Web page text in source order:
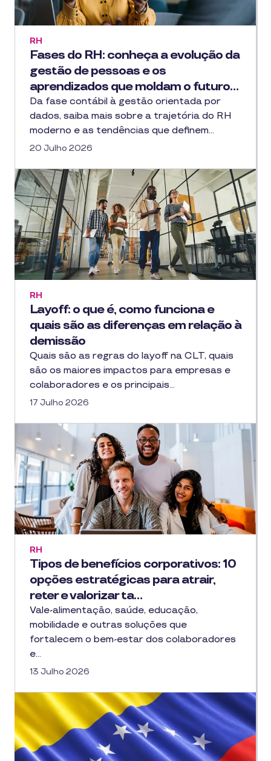
Fases do RH: conheça a evolução da
gestão de pessoas e os
aprendizados que moldam o futuro…
RH
Da fase contábil à gestão orientada por
dados, saiba mais sobre a trajetória do RH
moderno e as tendências que definem…
20 Julho 2026
Layoff: o que é, como funciona e
quais são as diferenças em relação à
demissão
RH
Quais são as regras do layoff na CLT, quais
são os maiores impactos para empresas e
colaboradores e os principais…
17 Julho 2026
Tipos de benefícios corporativos: 10
opções estratégicas para atrair,
reter e valorizar ta…
RH
Vale-alimentação, saúde, educação,
mobilidade e outras soluções que
fortalecem o bem-estar dos colaboradores
e…
13 Julho 2026